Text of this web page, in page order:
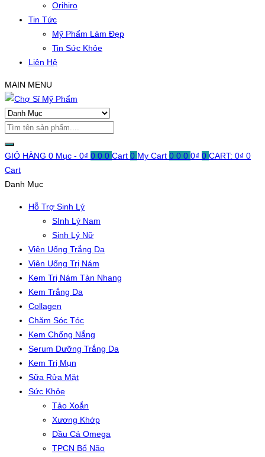
Orihiro
Tin Tức
Mỹ Phẩm Làm Đẹp
Tin Sức Khỏe
Liên Hệ
MAIN MENU
GIỎ HÀNG 0 Mục - 0₫ 0 0 0 Cart 0 My Cart 0 0 0 0₫ 0 CART: 0₫ 0
Cart
Danh Mục
Hỗ Trợ Sinh Lý
SInh Lý Nam
Sinh Lý Nữ
Viên Uống Trắng Da
Viên Uống Trị Nám
Kem Trị Nám Tàn Nhang
Kem Trắng Da
Collagen
Chăm Sóc Tóc
Kem Chống Nắng
Serum Dưỡng Trắng Da
Kem Trị Mụn
Sữa Rửa Mặt
Sức Khỏe
Tảo Xoắn
Xương Khớp
Dầu Cá Omega
TPCN Bổ Não